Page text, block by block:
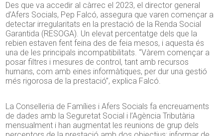
Des que va accedir al càrrec el 2023, el director general
d’Afers Socials, Pep Falcó, assegura que varen començar a
detectar irregularitats en la prestació de la Renda Social
Garantida (RESOGA). Un elevat percentatge dels que la
rebien estaven fent feina des de feia mesos, i aquesta és
una de les principals incompatibilitats. “Vàrem començar a
posar filtres i mesures de control, tant amb recursos
humans, com amb eines informàtiques, per dur una gestió
més rigorosa de la prestació”, explica Falcó.
La Conselleria de Famílies i Afers Socials fa encreuaments
de dades amb la Seguretat Social i l’Agència Tributària
mensualment i han augmentat les reunions de grup dels